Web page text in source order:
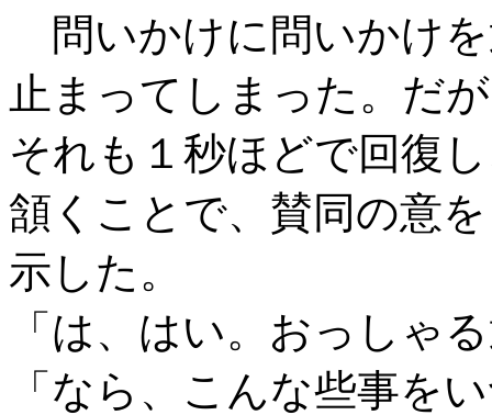
問いかけに問いかけ
止まってしまった。だ
それも１秒ほどで回復
頷くことで、賛同の意を
示した。
「は、はい。おっしゃ
「なら、こんな些事を